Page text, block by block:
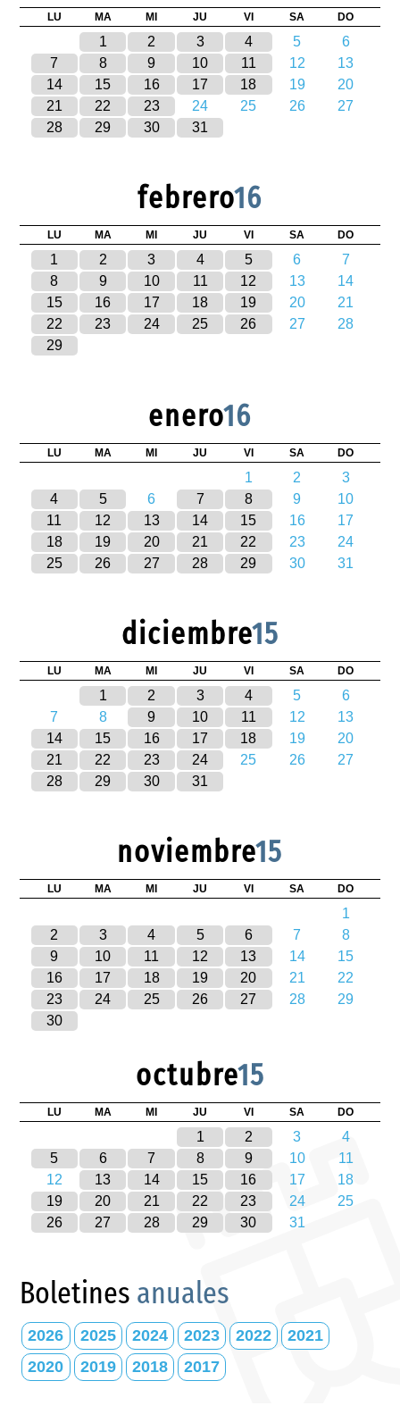
LU MA MI JU VI SA DO
1 2 3 4 5
6
7
8 9 10 11 12
13
14
15 16 17 18 19
20
21
22 23 24 25 26
27
28
29 30 31
febrero16
LU MA MI JU VI SA DO
1 2 3 4 5 6
7
8
9 10 11 12 13
14
15
16 17 18 19 20
21
22
23 24 25 26 27
28
29
enero16
LU MA MI JU VI SA DO
1 2
3
4
5 6 7 8 9
10
11
12 13 14 15 16
17
18
19 20 21 22 23
24
25
26 27 28 29 30 31
diciembre15
LU MA MI JU VI SA DO
1 2 3 4 5
6
7
8 9 10 11 12
13
14
15 16 17 18 19
20
21
22 23 24 25 26
27
28
29 30 31
noviembre15
LU MA MI JU VI SA DO
1
2
3 4 5 6 7
8
9
10 11 12 13 14
15
16
17 18 19 20 21
22
23
24 25 26 27 28
29
30
octubre15
LU MA MI JU VI SA DO
1 2 3
4
5
6 7 8 9 10
11
12
13 14 15 16 17
18
19
20 21 22 23 24
25
26
27 28 29 30 31
Boletines anuales
2026 2025 2024 2023 2022
2021
2020
2019 2018 2017